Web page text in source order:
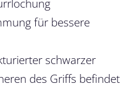
für bessere
schwarzer
des Griffs befindet